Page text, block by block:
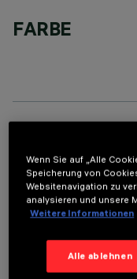
FARBE
LETZTES UPDATE:
BESCHREIBUNG
Rechteckige
profiliertem
Korpus aus
Wenn Sie auf „Alle
Speicherung von
Websitenavigation zu
analysieren und unsere
Weitere Informationen
Alle ablehnen